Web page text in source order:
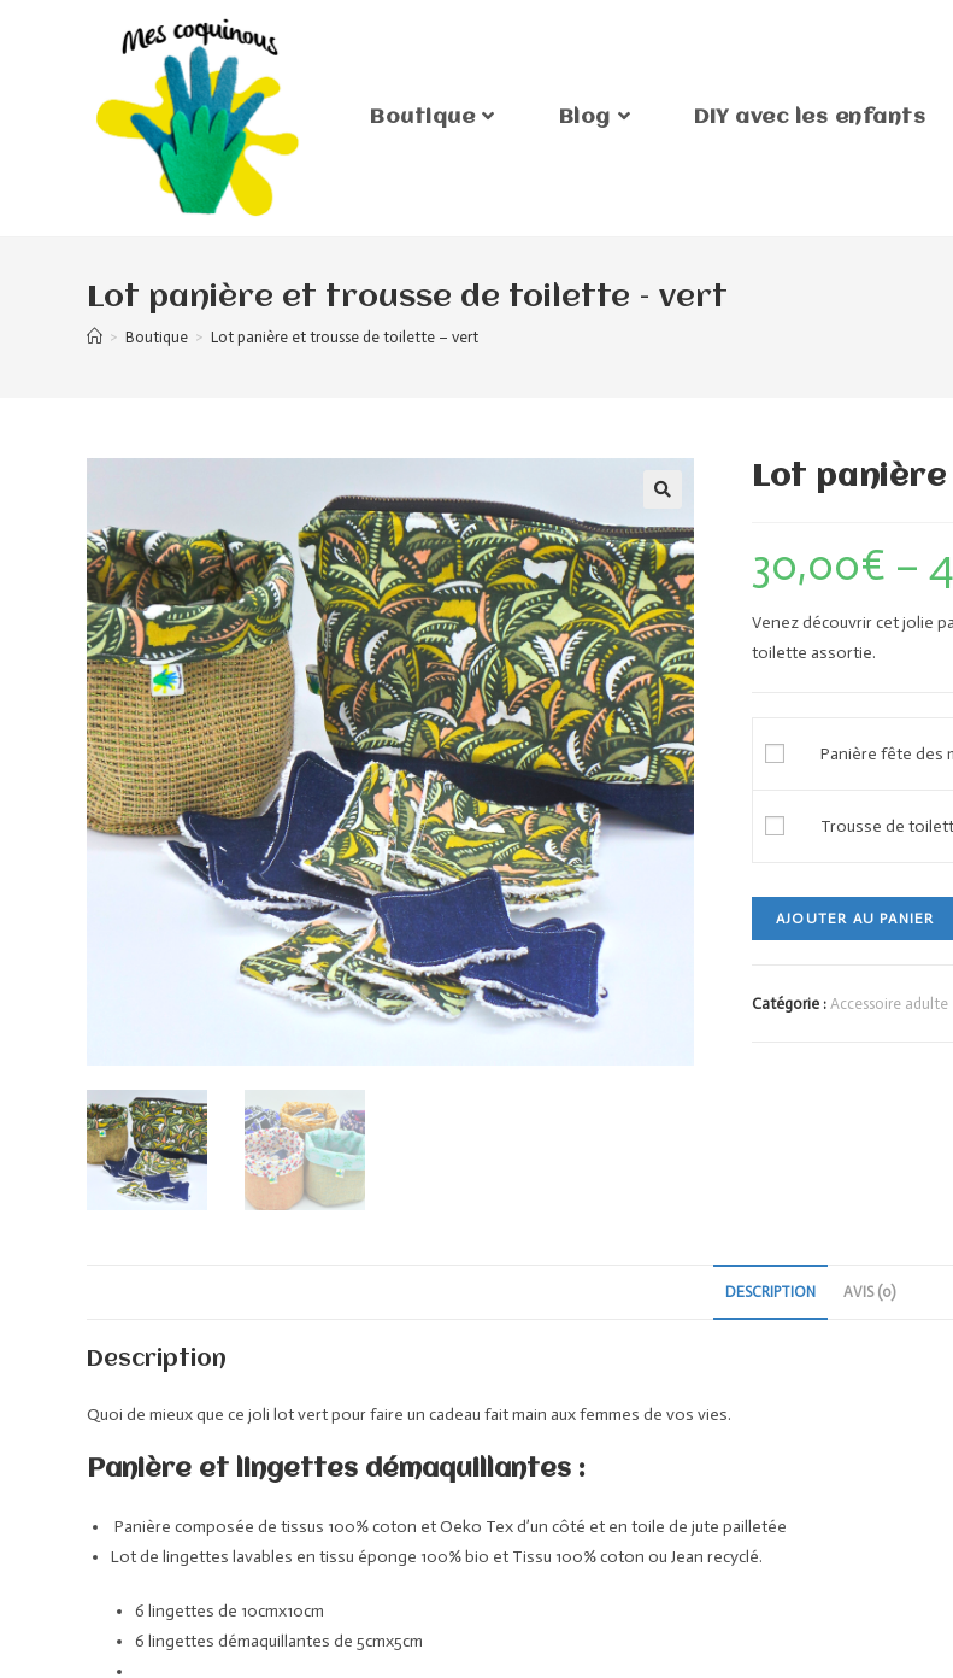
Boutique Blog DIY avec les enfants
Lot panière et trousse de toilette – vert
> Boutique > Lot panière et trousse de toilette – vert
🔍
Lot
30,00€ –
Venez découvrir cet jolie
toilette assortie.
Panière fête des
Trousse de
AJOUTER AU PANIER
Catégorie : Accessoire adulte
DESCRIPTION AVIS (0)
Description
Quoi de mieux que ce joli lot vert pour faire un cadeau fait main aux femmes de vos vies.
Panière et lingettes démaquillantes :
Panière composée de tissus 100% coton et Oeko Tex d’un côté et en toile de jute pailletée
Lot de lingettes lavables en tissu éponge 100% bio et Tissu 100% coton ou Jean recyclé.
6 lingettes de 10cmx10cm
6 lingettes démaquillantes de 5cmx5cm